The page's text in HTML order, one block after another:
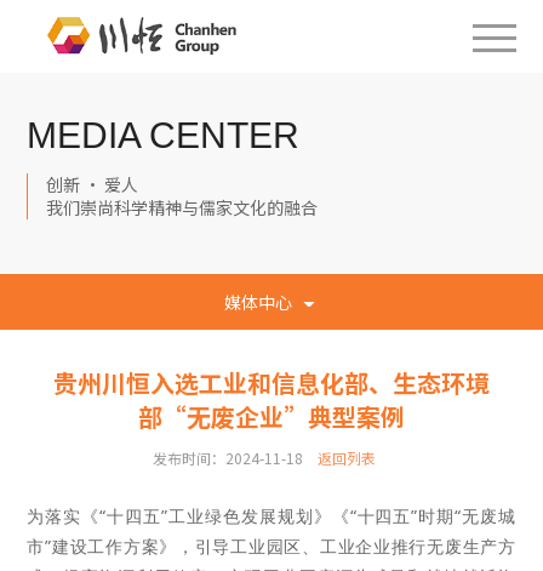
MEDIA CENTER
创新 · 爱人
我们崇尚科学精神与儒家文化的融合
媒体中心
贵州川恒入选工业和信息化部、生态环境
部“无废企业”典型案例
发布时间：2024-11-18 返回列表
为落实《“十四五”工业绿色发展规划》《“十四五”时期“无废城
市”建设工作方案》，引导工业园区、工业企业推行无废生产方